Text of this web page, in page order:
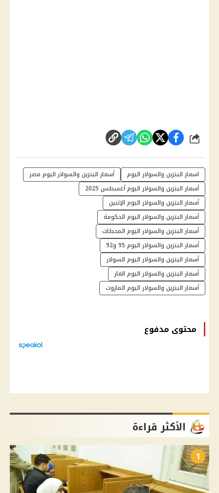
شارك
اسعار البنزين والسولار اليوم
أسعار البنزين والسولار اليوم مصر
أسعار البنزين والسولار اليوم أغسطس 2025
أسعار البنزين والسولار اليوم الإثنين
أسعار البنزين والسولار اليوم الحكومة
أسعار البنزين والسولار اليوم المحطات
أسعار البنزين والسولار اليوم 95 و92
أسعار البنزين والسولار اليوم السولار
أسعار البنزين والسولار اليوم الغاز
أسعار البنزين والسولار اليوم المازوت
محتوى مدفوع
الأكثر قراءة
1